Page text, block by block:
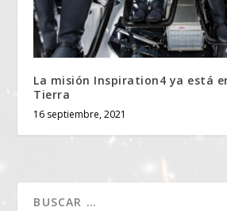
La misión Inspiration4 ya está
Tierra
16 septiembre, 2021